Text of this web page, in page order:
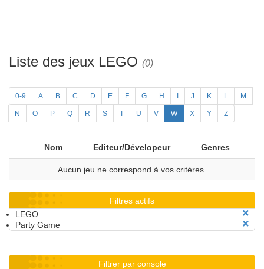
Liste des jeux LEGO (0)
0-9 A B C D E F G H J K L M
N O P Q R S T U V W X Y Z
Nom Editeur/Dévelopeur Genres
Aucun jeu ne correspond à vos critères.
Filtres actifs
LEGO
Party Game
Filtrer par console